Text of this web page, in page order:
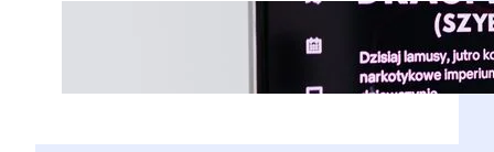
segurança: 9 recomendações!